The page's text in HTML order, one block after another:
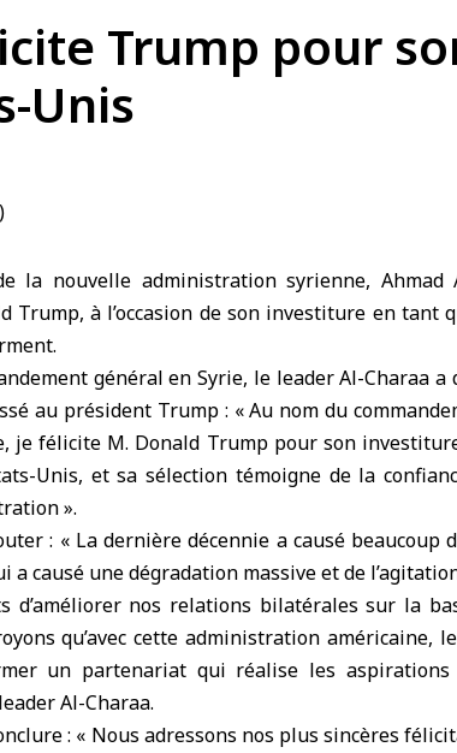
Trump pour
Unis
la nouvelle administration syrienne,
Trump, à l’occasion de son investiture en tant
général en Syrie, le leader Al-Charaa
au président Trump : « Au nom du
je félicite M. Donald Trump pour son
Unis, et sa sélection témoigne de la
».
: « La dernière décennie a causé beaucoup
a causé une dégradation massive et de
d’améliorer nos relations bilatérales sur la
qu’avec cette administration américaine,
un partenariat qui réalise les
Al-Charaa.
: « Nous adressons nos plus sincères